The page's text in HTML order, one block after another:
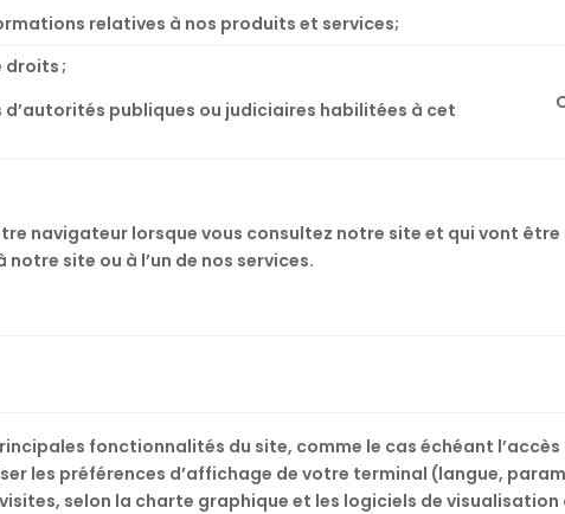
relatives à nos produits et services;
droits ;
publiques ou judiciaires habilitées à cet
navigateur lorsque vous consultez notre site et qui vont
site ou à l’un de nos services.
fonctionnalités du site, comme le cas échéant
les préférences d’affichage de votre terminal (langue,
selon la charte graphique et les logiciels de visualisation